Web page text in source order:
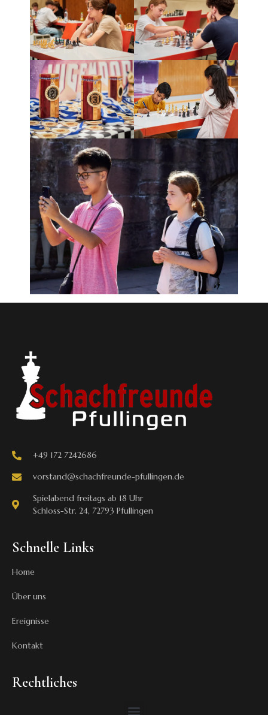
+49 172 7242686
vorstand@schachfreunde-pfullingen.de
Spielabend freitags ab 18 Uhr
Schloss-Str. 24, 72793 Pfullingen
Schnelle Links
Home
Über uns
Ereignisse
Kontakt
Rechtliches